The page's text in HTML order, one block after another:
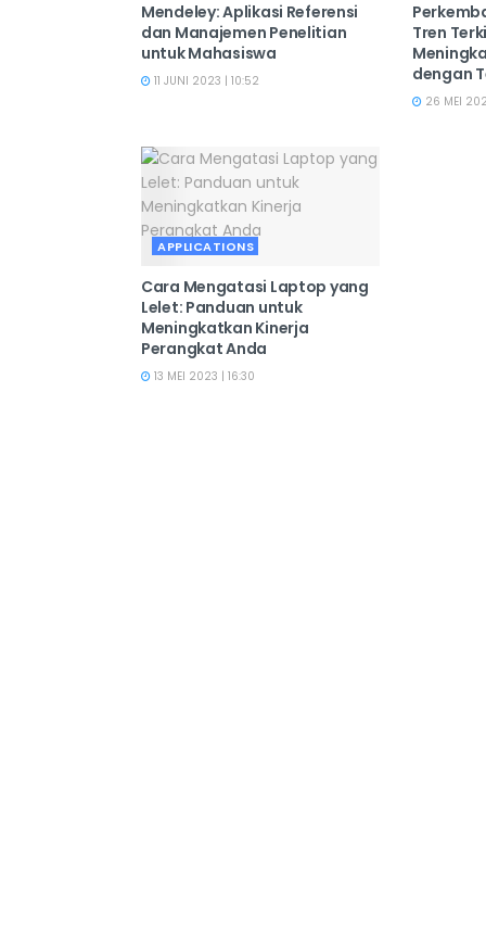
Mendeley: Aplikasi Referensi
dan Manajemen Penelitian
untuk Mahasiswa
11 JUNI 2023 | 10:52
Tren
dengan
26 MEI
APPLICATIONS
Cara Mengatasi Laptop yang
Lelet: Panduan untuk
Meningkatkan Kinerja
Perangkat Anda
13 MEI 2023 | 16:30